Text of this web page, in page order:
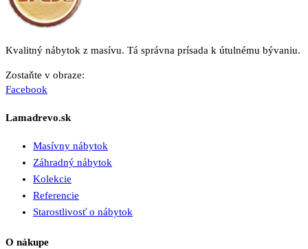
Kvalitný nábytok z masívu. Tá správna prísada k útulnému bývaniu.
Zostaňte v obraze:
Facebook
Lamadrevo.sk
Masívny nábytok
Záhradný nábytok
Kolekcie
Referencie
Starostlivosť o nábytok
O nákupe